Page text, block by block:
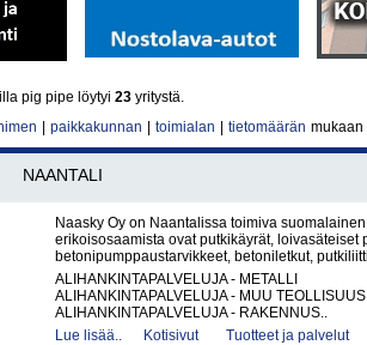
pig pipe löytyi 23 yritystä.
paikkakunnan toimialan tietomäärän mukaan
NAANTALI
Naasky Oy on Naantalissa toimiva
erikoisosaamista ovat putkikäyrät, loivasäteiset
betonipumppaustarvikkeet, betoniletkut,
ALIHANKINTAPALVELUJA - METALLI
ALIHANKINTAPALVELUJA - MUU TEOLLISUUS
ALIHANKINTAPALVELUJA - RAKENNUS..
Lue lisää..
Kotisivut Tuotteet ja palvelut